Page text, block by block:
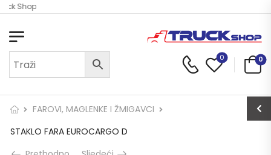
Shop
0 0
FAROVI, MAGLENKE I ŽMIGAVCI
STAKLO FARA EUROCARGO D